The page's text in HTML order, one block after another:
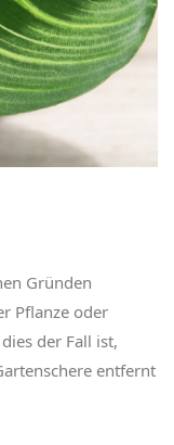
Gründen
Pflanze oder
der Fall ist,
entfernt